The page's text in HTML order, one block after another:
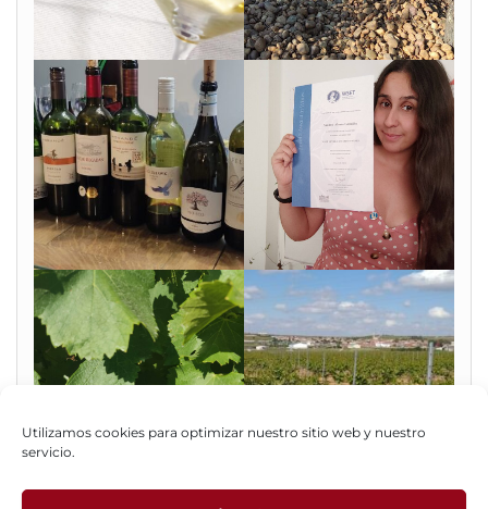
Utilizamos cookies para optimizar nuestro sitio web y nuestro
servicio.